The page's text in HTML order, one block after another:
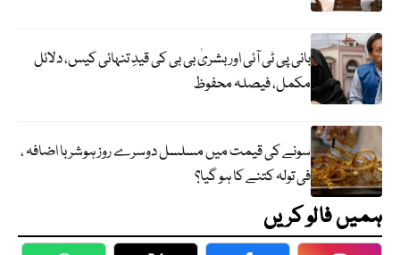
بانی پی ٹی آئی اور بشریٰ بی بی کی قیدِ تنہائی کیس، دلائل
مکمل، فیصلہ محفوظ
سونے کی قیمت میں مسلسل دوسرے روز ہوشربا اضافہ ،
فی تولہ کتنے کا ہو گیا؟
ہمیں فالو کریں